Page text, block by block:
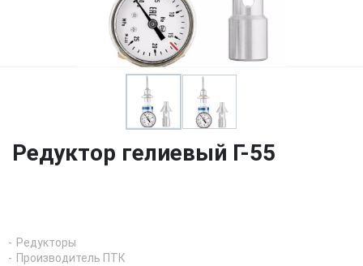
Редуктор гелиевый Г-55
Редукторы
Производитель ПТК